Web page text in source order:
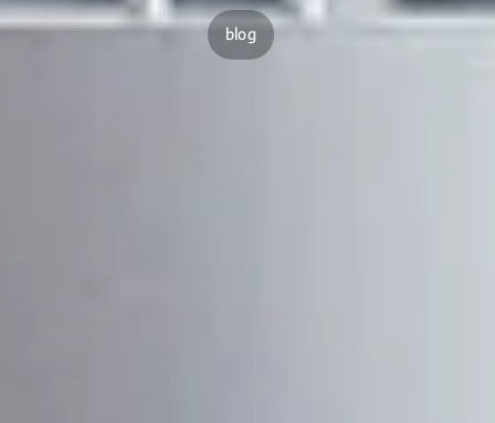
blog